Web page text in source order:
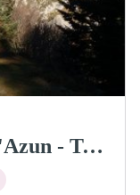
Circuit VTT n°14 - Val d'Azun - Traversée Couraduque-Soulor